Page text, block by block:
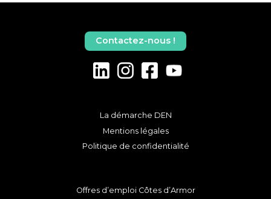
La démarche DEN
Mentions légales
Politique de confidentialité
Contactez-nous !
Offres d’emploi Côtes d’Armor